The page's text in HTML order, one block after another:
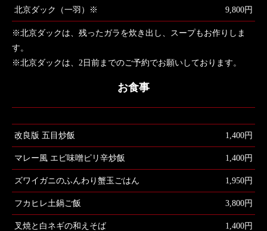
北京ダック（一羽）※ 9,800円
※北京ダックは、残ったガラを炊き出し、スープもお作りしま
す。
※北京ダックは、2日前までのご予約でお願いしております。
お食事
改良版 五目炒飯 1,400円
マレー風 エビ味噌ピリ辛炒飯 1,400円
ズワイガニのふんわり蟹玉ごはん 1,950円
フカヒレ土鍋ご飯 3,800円
叉焼と白ネギの和えそば 1,400円